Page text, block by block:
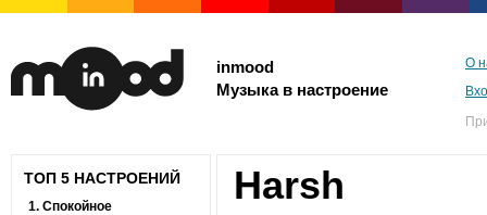
inmood
Музыка в настроение
О
ТОП 5 НАСТРОЕНИЙ
1. Спокойное
Harsh